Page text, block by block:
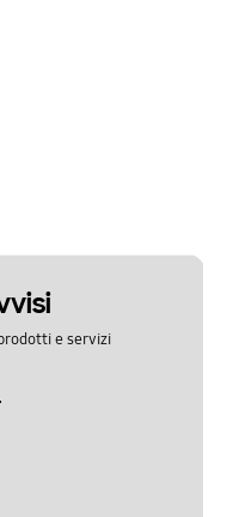
e servizi